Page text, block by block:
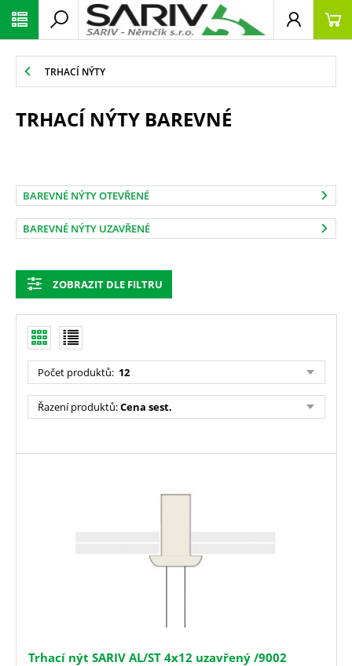
TRHACÍ NÝTY
TRHACÍ NÝTY BAREVNÉ
BAREVNÉ NÝTY OTEVŘENÉ
BAREVNÉ NÝTY UZAVŘENÉ
ZOBRAZIT DLE FILTRU
Počet produktů: 12
Řazení produktů:Cena sest.
Trhací nýt SARIV AL/ST 4x12 uzavřený /9002